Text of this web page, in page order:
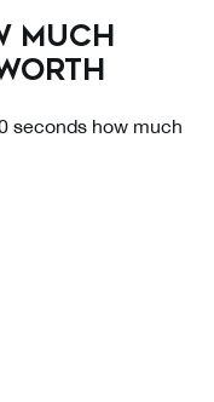
much
seconds how much